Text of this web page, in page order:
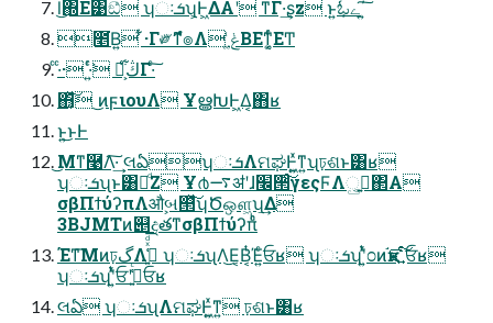
l͜͏΍Ε͹ඞͣ ʮઃܭʯ͕Ͱ͖ΔΑ͏ʹ ͳΓ·͢ʂz ͱ͍͏ಓے͕΄͍͠
೥͘Β͍ ͋·Γ༗ޮͳํ๏Λ ݟ͚ͭΒΕͳ͔͚ͬͨΕͲ
ͨ·ͨ· ͏·͍ͬͨ͘ ڭ͑ํ͕͋Γ·ͨ͠
΋͔ͯ͠͠ ͜ͷϝιουΛ ҰൠԽͰ͖Δ͔΋ʁ
ͱ͍͏͜ͱͰ
͜Μͳ࿩Λ͠·͢ લఏʮઃܭΛମಘͰ͖͍ͯͳ͍ʯঢ়ଶͱ͸ʁ
ʮઃܭʯͱ͸ԿͩΖ͏ Ұ൪࠷ॳʹɺ׬੒ͨ͠γεςϜΛࢥ͍ු͔΂Α͏
σβΠϯύʔπΛऔࣺબ୒ͯ͠ʮԾஔ͖ʯ͢Δ
3BJMTͷ୅දతͳσβΠϯύʔπͨͪ
Έͳ͞Μͷঢ়گΛڭ͍͑ͯͩ͘͞ ʮઃܭʯΛ͜Ε͔Β͔ͭΈ͍ͨਓʁ ʮઃܭʯʹ͍ͭͯ೦ͷҝ֬ೝ͍ͨ͠ਓʁ
ʮઃܭʯʹ͍ͭͯਓʹڭ͍͑ͨਓʁ
લఏ ʮઃܭʯΛମಘͰ͖͍ͯͳ͍ ঢ়ଶͱ͸ʁ